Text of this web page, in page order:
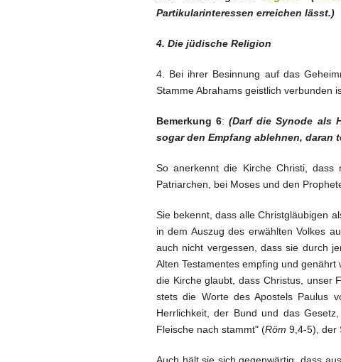
Partikularinteressen erreichen lässt.)
4. Die jüdische Religion
4. Bei ihrer Besinnung auf das
Stamme Abrahams geistlich verbunden
Bemerkung 6:(Darf die Synode als
sogar den Empfang ablehnen, daran
So anerkennt die Kirche Christi, dass
Patriarchen, bei Moses und den
Sie bekennt, dass alle Christgläubigen
in dem Auszug des erwählten Volkes
auch nicht vergessen, dass sie durch
Alten Testamentes empfing und
die Kirche glaubt, dass Christus, unser
stets die Worte des Apostels Paulus
Herrlichkeit, der Bund und das
Fleische nach stammt" (Röm 9,4-5), der